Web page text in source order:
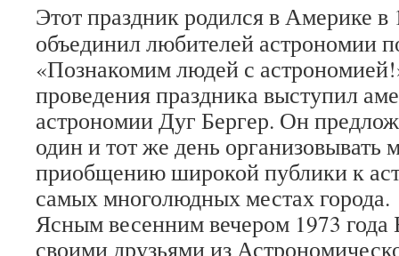
Этот праздник родился в Америке в
объединил любителей астрономии
«Познакомим людей с
проведения праздника выступил
астрономии Дуг Бергер. Он
один и тот же день организовывать
приобщению широкой публики к
самых многолюдных местах города.
Ясным весенним вечером 1973 года
своими друзьями из